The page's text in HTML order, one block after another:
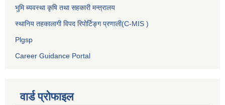
भुमि ब्यवस्था कृषि तथा सहकारी मन्त्रालय
स्थानिय तहकालागी विपद रिपोर्टिङ्ग प्रणाली(C-MIS )
Plgsp
Career Guidance Portal
वार्ड प्रोफाइल